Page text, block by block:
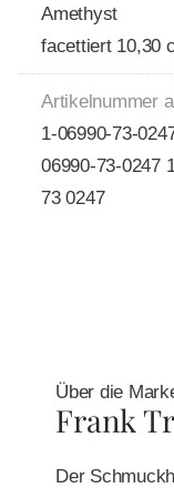
Amethyst
facettiert 10,30
Artikelnummer
1-06990-73-
06990-73-0247
73 0247
Über die
Frank
Der